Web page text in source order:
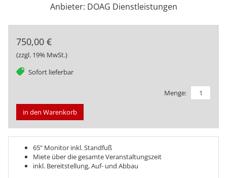
Anbieter: DOAG Dienstleistungen
750,00 €
(zzgl. 19% MwSt.)
Sofort lieferbar
tag
Menge:
in den Warenkorb
65" Monitor inkl. Standfuß
Miete über die gesamte Veranstaltungszeit
inkl. Bereitstellung, Auf- und Abbau